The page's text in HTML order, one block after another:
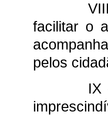
facilitar o
pelos
IX